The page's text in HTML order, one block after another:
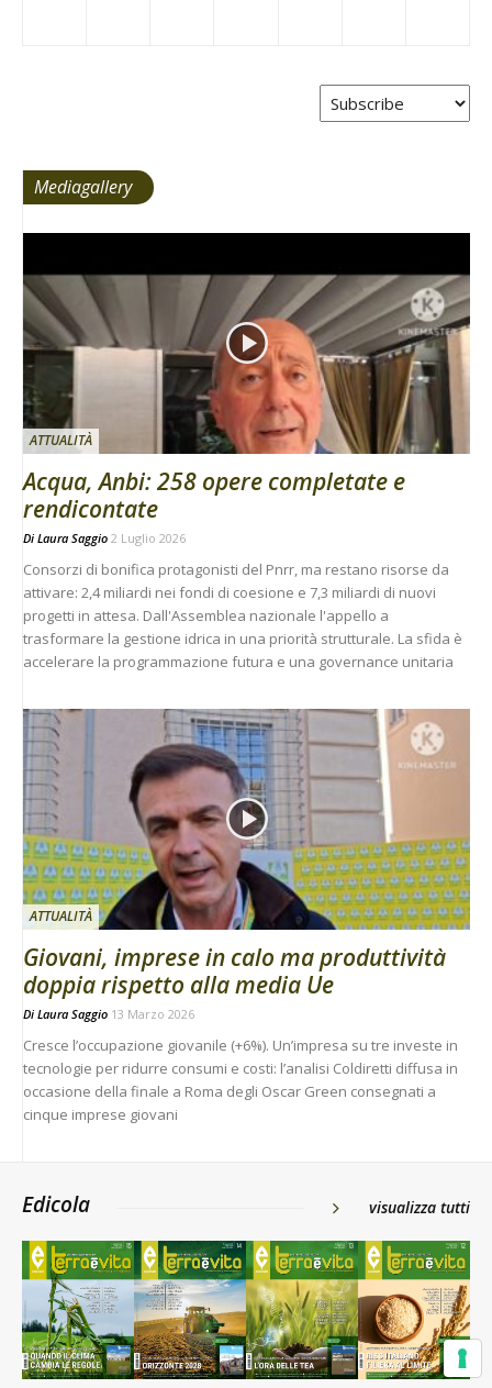
Mediagallery
ATTUALITÀ
Acqua, Anbi: 258 opere completate e
rendicontate
Di Laura Saggio 2 Luglio 2026
Consorzi di bonifica protagonisti del Pnrr, ma restano risorse da
attivare: 2,4 miliardi nei fondi di coesione e 7,3 miliardi di nuovi
progetti in attesa. Dall'Assemblea nazionale l'appello a
trasformare la gestione idrica in una priorità strutturale. La sfida è
accelerare la programmazione futura e una governance unitaria
ATTUALITÀ
Giovani, imprese in calo ma produttività
doppia rispetto alla media Ue
Di Laura Saggio 13 Marzo 2026
Cresce l’occupazione giovanile (+6%). Un’impresa su tre investe in
tecnologie per ridurre consumi e costi: l’analisi Coldiretti diffusa in
occasione della finale a Roma degli Oscar Green consegnati a
cinque imprese giovani
Edicola visualizza tutti